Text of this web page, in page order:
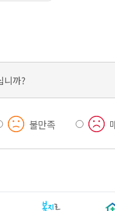
니까?
불만족